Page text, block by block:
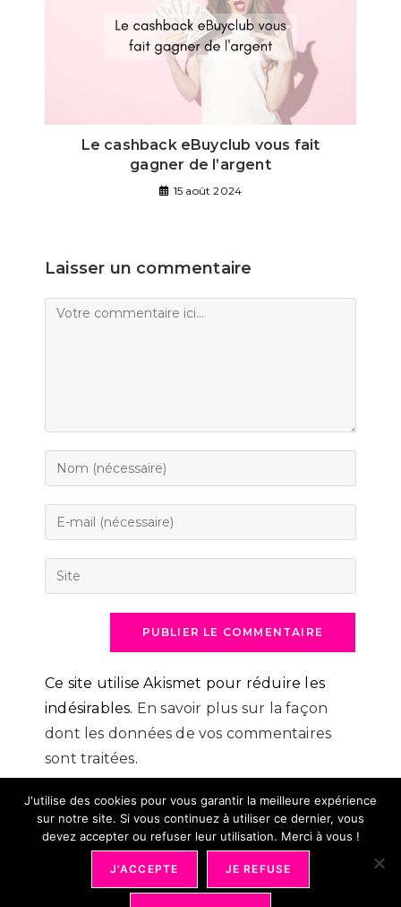
Le cashback eBuyclub vous fait
gagner de l’argent
15 août 2024
Laisser un commentaire
Comment
Enter
your
name
to
comment
Enter
your
email
address
Saisir
l’URL
(facultatif)
Ce site utilise Akismet pour réduire les
indésirables. En savoir plus sur la façon
dont les données de vos commentaires
sont traitées.
Conditions Générales De Vente
Déontologie
Bons Plans Plan Du Site
Revue De Presse
J'utilise des cookies pour vous garantir la meilleure expérience
sur notre site. Si vous continuez à utiliser ce dernier, vous
devez accepter ou refuser leur utilisation. Merci à vous !
J'ACCEPTE JE REFUSE